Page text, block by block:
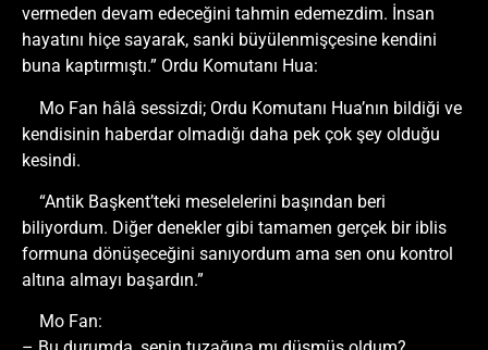
vermeden devam edeceğini tahmin edemezdim. İnsan
hayatını hiçe sayarak, sanki büyülenmişçesine kendini
buna kaptırmıştı.” Ordu Komutanı Hua:
Mo Fan hâlâ sessizdi; Ordu Komutanı Hua’nın bildiği ve
kendisinin haberdar olmadığı daha pek çok şey olduğu
kesindi.
“Antik Başkent’teki meselelerini başından beri
biliyordum. Diğer denekler gibi tamamen gerçek bir iblis
formuna dönüşeceğini sanıyordum ama sen onu kontrol
altına almayı başardın.”
Mo Fan: